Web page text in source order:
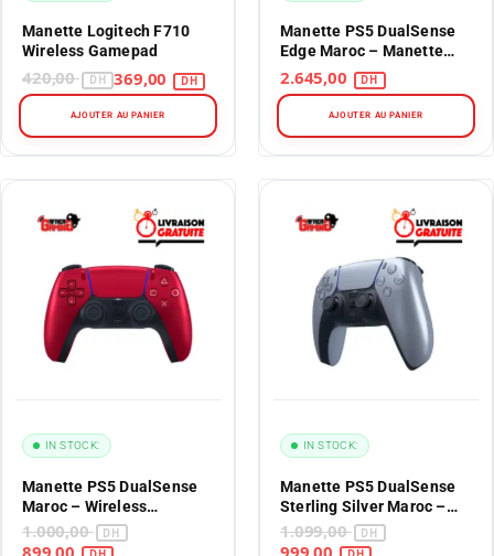
Manette Logitech F710
Wireless Gamepad
420,00
AJOUTER AU PANIER
Manette PS5 DualSense
Edge Maroc – Manette
Sans Fil Pro – Édition
Premium
AJOUTER AU PANIER
Manette PS5 DualSense
Maroc – Wireless
Controller – Rouge
(Cosmic Red)
1.000,00
IN STOCK:
Manette PS5 DualSense
Sterling Silver Maroc –
Wireless Controller –
Édition Limitée
1.099,00
IN STOCK: